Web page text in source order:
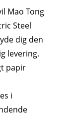
Mao Tong
Steel
dig den
levering.
papir
i